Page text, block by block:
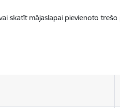
skatīt mājaslapai pievienoto